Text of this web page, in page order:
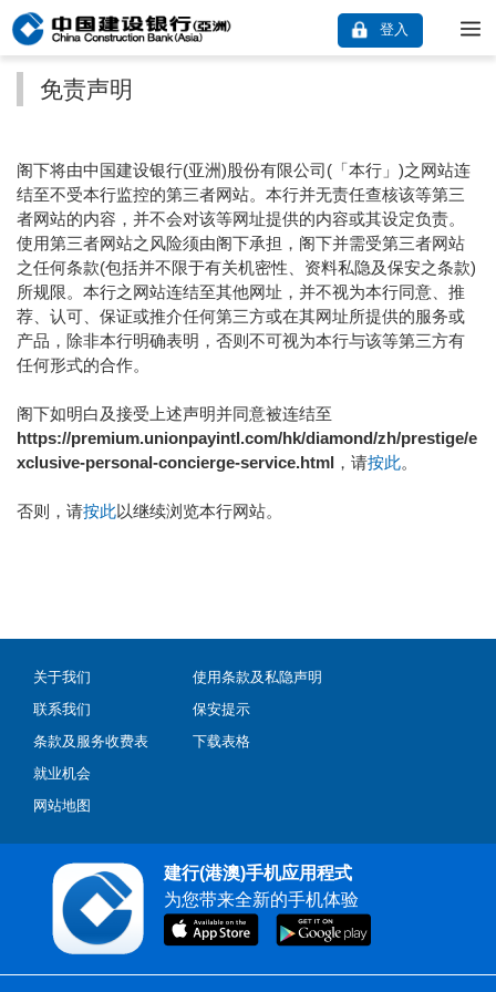
登入
免责声明
阁下将由中国建设银行(亚洲)股份有限公司(「本行」)之网站连
结至不受本行监控的第三者网站。本行并无责任查核该等第三
者网站的内容，并不会对该等网址提供的内容或其设定负责。
使用第三者网站之风险须由阁下承担，阁下并需受第三者网站
之任何条款(包括并不限于有关机密性、资料私隐及保安之条款)
所规限。本行之网站连结至其他网址，并不视为本行同意、推
荐、认可、保证或推介任何第三方或在其网址所提供的服务或
产品，除非本行明确表明，否则不可视为本行与该等第三方有
任何形式的合作。
阁下如明白及接受上述声明并同意被连结至
https://premium.unionpayintl.com/hk/diamond/zh/prestige/e
xclusive-personal-concierge-service.html ，请按此。
否则，请按此以继续浏览本行网站。
关于我们
联系我们
条款及服务收费表
就业机会
网站地图
使用条款及私隐声明
保安提示
下载表格
建行(港澳)手机应用程式
为您带来全新的手机体验